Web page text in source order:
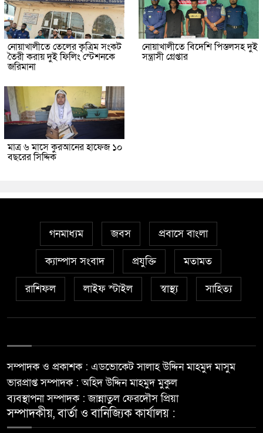
নোয়াখালীতে তেলের কৃত্রিম সংকট
তৈরী করায় দুই ফিলিং স্টেশনকে
জরিমানা
নোয়াখালীতে বিদেশি পিস্তলসহ দুই
সন্ত্রাসী গ্রেপ্তার
মাত্র ৬ মাসে কুরআনের হাফেজ ১০
বছরের সিদ্দিক
গনমাধ্যম জবস প্রবাসে বাংলা
ক্যাম্পাস সংবাদ প্রযুক্তি মতামত
রাশিফল লাইফ স্টাইল স্বাস্থ্য সাহিত্য
সম্পাদক ও প্রকাশক : এডভোকেট সালাহ উদ্দিন মাহমুদ মাসুম
ভারপ্রাপ্ত সম্পাদক : অহিদ উদ্দিন মাহমুদ মুকুল
ব্যবস্থাপনা সম্পাদক : জান্নাতুল ফেরদৌস প্রিয়া
সম্পাদকীয়, বার্তা ও বানিজ্যিক কার্যালয় :